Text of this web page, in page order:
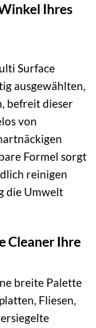
Ihres
Surface
ausgewählten,
befreit dieser
von
Formel sorgt
reinigen
die Umwelt
Cleaner Ihre
breite Palette
Fliesen,